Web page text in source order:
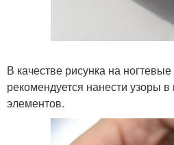
В качестве рисунка на
рекомендуется нанести узоры
элементов.